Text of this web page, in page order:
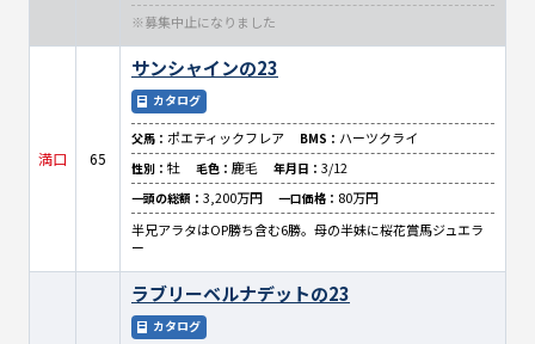
※募集中止になりました
満口 65
サンシャインの23
カタログ
父馬： ポエティックフレア BMS： ハーツクライ
性別： 牡 毛色： 鹿毛 年月日： 3/12
一頭の総額： 3,200万円 一口価格： 80万円
半兄アラタはOP勝ち含む6勝。母の半妹に桜花賞馬ジュエラ
ー
ラブリーベルナデットの23
カタログ